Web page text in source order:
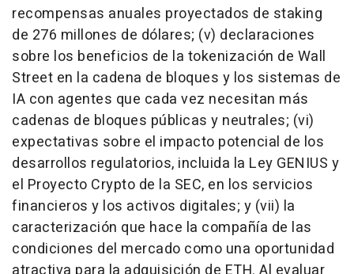
recompensas anuales proyectados de staking
de 276 millones de dólares; (v) declaraciones
sobre los beneficios de la tokenización de Wall
Street en la cadena de bloques y los sistemas de
IA con agentes que cada vez necesitan más
cadenas de bloques públicas y neutrales; (vi)
expectativas sobre el impacto potencial de los
desarrollos regulatorios, incluida la Ley GENIUS y
el Proyecto Crypto de la SEC, en los servicios
financieros y los activos digitales; y (vii) la
caracterización que hace la compañía de las
condiciones del mercado como una oportunidad